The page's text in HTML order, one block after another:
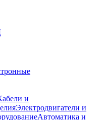
и
Электродвигатели и
Автоматика и